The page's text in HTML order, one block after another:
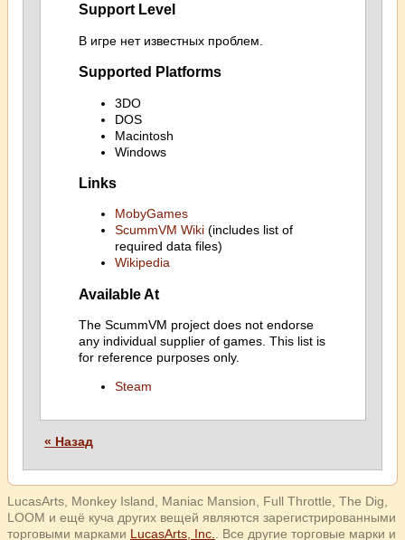
Support Level
В игре нет известных проблем.
Supported Platforms
3DO
DOS
Macintosh
Windows
Links
MobyGames
ScummVM Wiki(includes list of
required data files)
Wikipedia
Available At
The ScummVM project does not endorse
any individual supplier of games. This list is
for reference purposes only.
Steam
« Назад
LucasArts, Monkey Island, Maniac Mansion, Full Throttle, The Dig,
LOOM и ещё куча других вещей являются зарегистрированными
торговыми марками LucasArts, Inc. . Все другие торговые марки и